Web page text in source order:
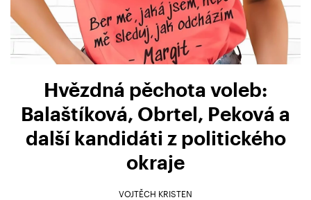
Hvězdná pěchota voleb:
Balaštíková, Obrtel, Peková a
další kandidáti z politického
okraje
VOJTĚCH KRISTEN